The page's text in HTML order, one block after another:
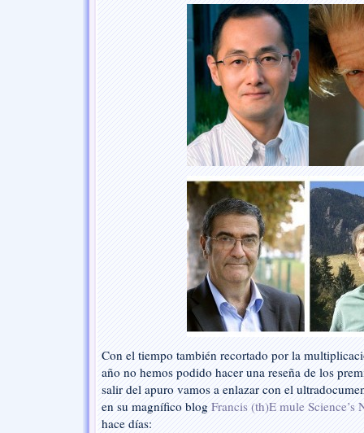
Con el tiempo también recortado por la
año no hemos podido hacer una reseña de los
salir del apuro vamos a enlazar con el
en su magnífico blog Francis (th)E mule Science’s
hace días: